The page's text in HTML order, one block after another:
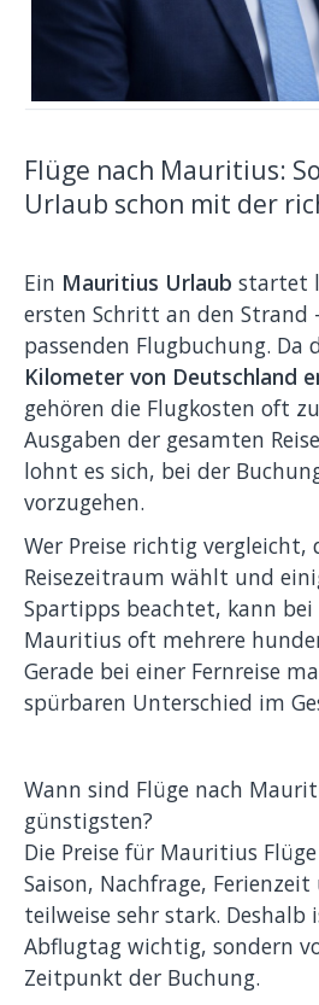
Flüge nach Mauritius:
Urlaub schon mit der
Ein Mauritius Urlaub startet
ersten Schritt an den
passenden Flugbuchung. Da
Kilometer von Deutschland
gehören die Flugkosten oft
Ausgaben der gesamten
lohnt es sich, bei der
vorzugehen.
Wer Preise richtig vergleicht,
Reisezeitraum wählt und
Spartipps beachtet, kann bei
Mauritius oft mehrere
Gerade bei einer Fernreise
spürbaren Unterschied im
Wann sind Flüge nach
günstigsten?
Die Preise für Mauritius
Saison, Nachfrage,
teilweise sehr stark.
Abflugtag wichtig, sondern
Zeitpunkt der Buchung.